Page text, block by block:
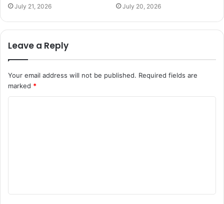
July 21, 2026 July 20, 2026
Leave a Reply
Your email address will not be published. Required fields are
marked *
t